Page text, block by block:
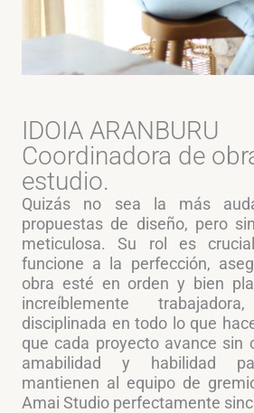
IDOIA ARANBURU
Coordinadora de
estudio.
Quizás no sea la más
propuestas de diseño, pero
meticulosa. Su rol es
funcione a la perfección,
obra esté en orden y bien
increíblemente
disciplinada en todo lo que
que cada proyecto avance sin
amabilidad y habilidad
mantienen al equipo de
Amai Studio perfectamente